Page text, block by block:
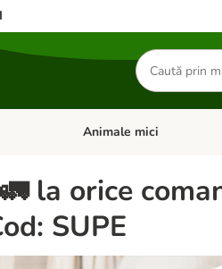
Căutare
produse
meniul cu categorii: Pisici
Deschideți meniul cu
Animale mici
la orice
SUPE